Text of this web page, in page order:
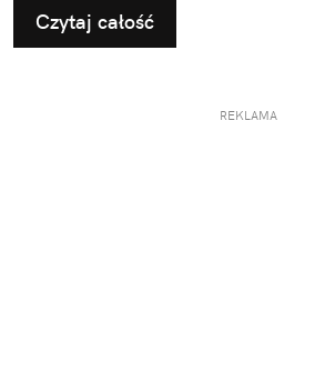
Czytaj całość
REKLAMA